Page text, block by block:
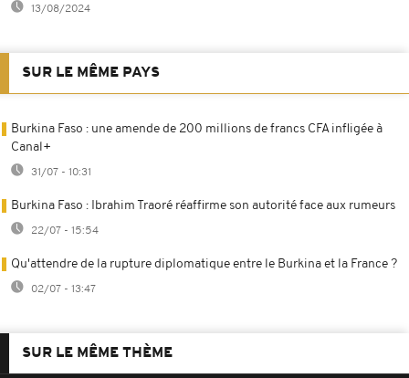
13/08/2024
SUR LE MÊME PAYS
Burkina Faso : une amende de 200 millions de francs CFA infligée à
Canal+
31/07 - 10:31
Burkina Faso : Ibrahim Traoré réaffirme son autorité face aux rumeurs
22/07 - 15:54
Qu'attendre de la rupture diplomatique entre le Burkina et la France ?
02/07 - 13:47
SUR LE MÊME THÈME